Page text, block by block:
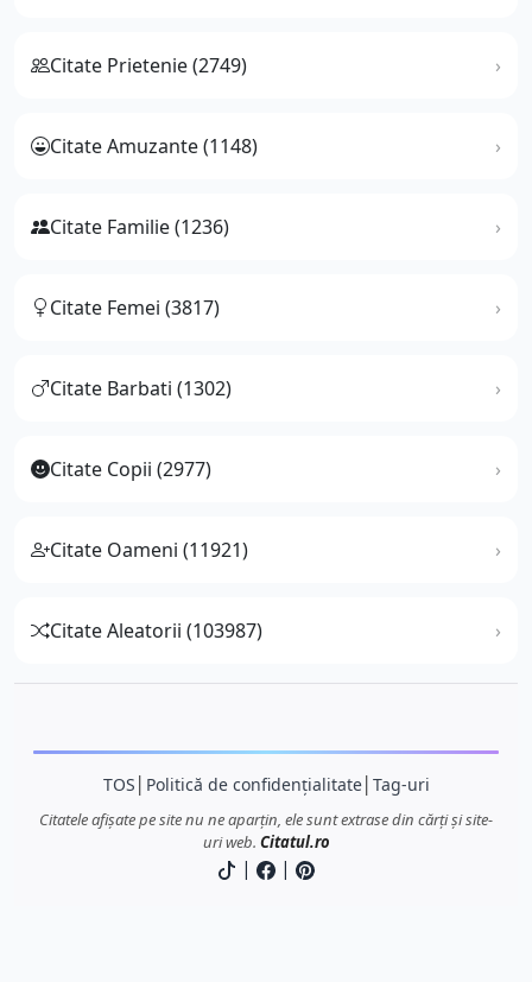
Citate Prietenie (2749)
Citate Amuzante (1148)
Citate Familie (1236)
Citate Femei (3817)
Citate Barbati (1302)
Citate Copii (2977)
Citate Oameni (11921)
Citate Aleatorii (103987)
TOS Politică de confidențialitate│ Tag-uri
Citatele afișate pe site nu ne aparțin, ele sunt extrase din cărți și site-
uri web. Citatul.ro
| |